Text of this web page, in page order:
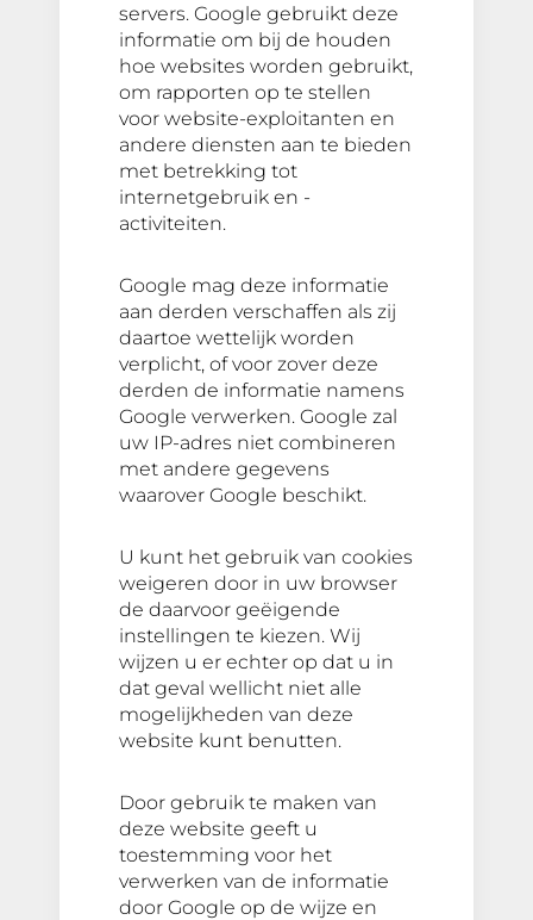
servers. Google gebruikt deze
informatie om bij de houden
hoe websites worden gebruikt,
om rapporten op te stellen
voor website-exploitanten en
andere diensten aan te bieden
met betrekking tot
internetgebruik en -
activiteiten.
Google mag deze informatie
aan derden verschaffen als zij
daartoe wettelijk worden
verplicht, of voor zover deze
derden de informatie namens
Google verwerken. Google zal
uw IP-adres niet combineren
met andere gegevens
waarover Google beschikt.
U kunt het gebruik van cookies
weigeren door in uw browser
de daarvoor geëigende
instellingen te kiezen. Wij
wijzen u er echter op dat u in
dat geval wellicht niet alle
mogelijkheden van deze
website kunt benutten.
Door gebruik te maken van
deze website geeft u
toestemming voor het
verwerken van de informatie
door Google op de wijze en